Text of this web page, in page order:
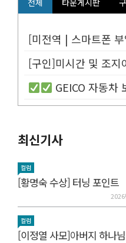
GEICO 자동차
최신기사
컬럼
[황명숙 수상] 터닝 포인트
2026
컬럼
[이정열 사모]아버지 하나